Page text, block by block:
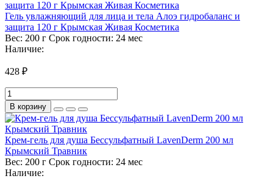
Гель увлажняющий для лица и тела Алоэ гидробаланс и
защита 120 г Крымская Живая Косметика
Вес: 200 г Срок годности: 24 мес
Наличие:
428 ₽
В корзину
Крем-гель для душа Бессульфатный LavenDerm 200 мл
Крымский Травник
Вес: 200 г Срок годности: 24 мес
Наличие: